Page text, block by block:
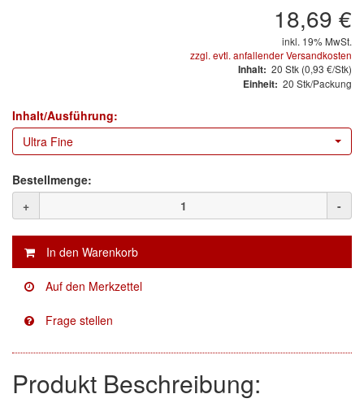
MARKEN
(1)
3M
(2)
Colad
E-D
EVERCOAT
Facdos
(113)
Indasa
18,69 €
inkl. 19% MwSt.
zzgl. evtl. anfallender Versandkosten
Inhalt: 20 Stk (0,93 €/Stk)
Einheit: 20 Stk/Packung
Inhalt/Ausführung:
Ultra Fine
Bestellmenge:
+
-
Produkt Beschreibung: